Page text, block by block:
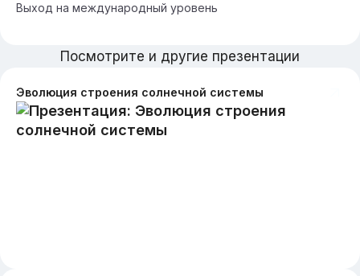
Выход на международный уровень
Посмотрите и другие презентации
Эволюция строения солнечной системы